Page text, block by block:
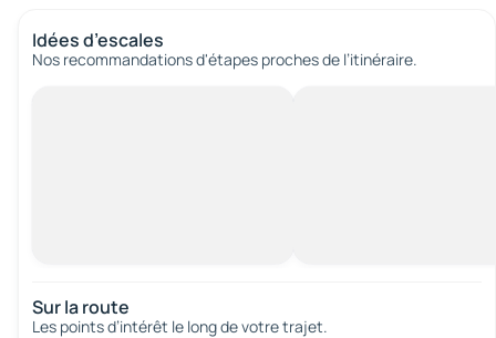
Idées d’escales
Nos recommandations d'étapes proches de l’itinéraire.
Sur la route
Les points d’intérêt le long de votre trajet.